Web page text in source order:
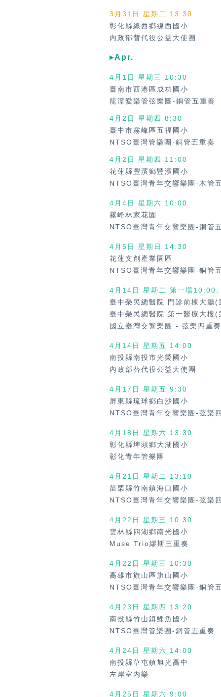
3月31日 星期二 13:30
彰化縣線西鄉線西國小
內政部替代役公益大使團
▸Apr.
4月1日 星期三 10:30
臺南市西港區成功國小
龍潭愛樂管弦樂團-銅管五重奏
4月2日 星期四 8:30
臺中市霧峰區五福國小
NTSO臺灣管樂團-銅管五重奏
4月2日 星期四
11:00
花蓮縣豐濱鄉豐濱國小
NTSO臺灣青年交響樂團-木管
4月4日 星期六 10:00
霧峰林家花園
NTSO臺灣青年交響樂團-銅管
4月5日 星期日
14:30
花蓮文創產業園區
NTSO臺灣青年交響樂團-銅管
4月14日 星期二 第一場10:00
臺中榮民總醫院 門診前棟大廳(
臺中榮民總醫院 第一醫療大樓(
國立臺灣交響樂團 - 弦樂四重奏
4月14日 星期五
14:00
南投縣南投市光榮國小
內政部替代役公益大使團
4月17日 星期五 9:30
屏東縣琉球鄉白沙國小
NTSO臺灣青年交響樂團-弦樂
4月18日 星期六 13:30
彰化縣埤頭鄉大湖國小
彰化青年管樂團
4月21日 星期二 13:10
苗栗縣竹南鎮海口國小
NTSO臺灣青年交響樂團-弦樂
4月22日 星期三
10:30
雲林縣四湖鄉南光國小
Muse Trio繆斯三重奏
4月22日 星期三
10:30
高雄市旗山區旗山國小
NTSO臺灣青年交響樂團-銅管
4月23日 星期四
13:20
南投縣竹山鎮鯉魚國小
NTSO臺灣管樂團-銅管五重奏
4月24日 星期六 14:00
南投縣草屯鎮旭光高中
左岸室內樂
4月25日 星期六 9:00